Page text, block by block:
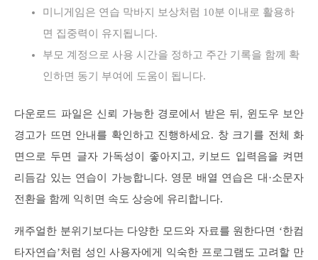
미니게임은 연습 막바지 보상처럼 10분 이내로 활용하
면 집중력이 유지됩니다.
부모 계정으로 사용 시간을 정하고 주간 기록을 함께 확
인하면 동기 부여에 도움이 됩니다.
다운로드 파일은 신뢰 가능한 경로에서 받은 뒤, 윈도우 보안
경고가 뜨면 안내를 확인하고 진행하세요. 창 크기를 전체 화
면으로 두면 글자 가독성이 좋아지고, 키보드 입력음을 켜면
리듬감 있는 연습이 가능합니다. 영문 배열 연습은 대·소문자
전환을 함께 익히면 속도 상승에 유리합니다.
캐주얼한 분위기보다는 다양한 모드와 자료를 원한다면 ‘한컴
타자연습’처럼 성인 사용자에게 익숙한 프로그램도 고려할 만